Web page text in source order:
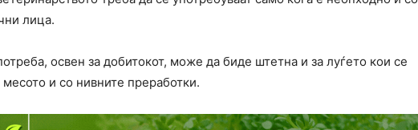
лица.
освен за добитокот, може да биде штетна и за луѓето кои се
и со нивните преработки.